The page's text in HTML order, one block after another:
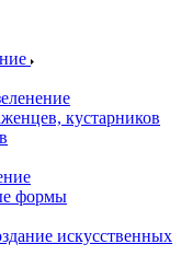
кустарников
формы
искусственных